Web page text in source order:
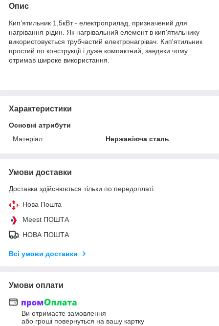
Опис
Кип’ятильник 1,5кВт - електроприлад, призначений для
нагрівання рідин. Як нагрівальний елемент в кип'ятильнику
використовується трубчастий електронагрівач. Кип'ятильник
простий по конструкції і дуже компактний, завдяки чому
отримав широке використання.
Характеристики
Основні атрибути
Матеріал
Нержавіюча сталь
Умови доставки
Доставка здійснюється тільки по передоплаті.
Нова Пошта
Meest ПОШТА
НОВА ПОШТА
Всі умови доставки
Умови оплати
Ви отримаєте замовлення
або гроші повернуться на вашу картку